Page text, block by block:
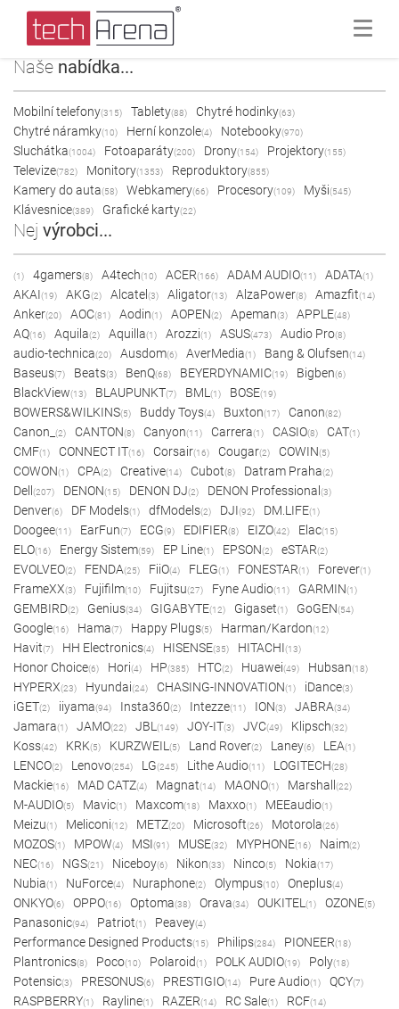
Naše nabídka...
Mobilní telefony(315) Tablety(88) Chytré hodinky(63)
Chytré náramky(10) Herní konzole(4) Notebooky(970)
Sluchátka(1004) Fotoaparáty(200) Drony(154) Projektory(155)
Televize(782) Monitory(1353) Reproduktory(855)
Kamery do auta(58) Webkamery(66) Procesory(109) Myši(545)
Klávesnice(389) Grafické karty(22)
Nej výrobci...
(1) 4gamers(8) A4tech(10) ACER(166) ADAM AUDIO(11) ADATA(1)
AKAI(19) AKG(2) Alcatel (3) Aligator(13) AlzaPower(8) Amazfit(14)
Anker(20) AOC(81) Aodin(1) AOPEN(2) Apeman(3) APPLE(48)
AQ(16) Aquila(2) Aquilla(1) Arozzi(1) ASUS(473) Audio Pro(8)
audio-technica(20) Ausdom(6) AverMedia(1) Bang & Olufsen(14)
Baseus(7) Beats(3) BenQ(68) BEYERDYNAMIC(19) Bigben(6)
BlackView(13) BLAUPUNKT(7) BML (1) BOSE(19)
BOWERS&WILKINS(5) Buddy Toys(4) Buxton(17) Canon(82)
Canon_ (2) CANTON(8) Canyon(11) Carrera(1) CASIO(8) CAT(1)
CMF(1) CONNECT IT(16) Corsair(16) Cougar(2) COWIN(5)
COWON(1) CPA(2) Creative(14) Cubot(8) Datram Praha(2)
Dell (207) DENON(15) DENON DJ(2) DENON Professional (3)
Denver(6) DF Models(1) dfModels(2) DJI(92) DM.LIFE(1)
Doogee(11) EarFun(7) ECG(9) EDIFIER(8) EIZO(42) Elac(15)
ELO(16) Energy Sistem(59) EP Line(1) EPSON(2) eSTAR(2)
EVOLVEO(2) FENDA(25) FiiO(4) FLEG(1) FONESTAR(1) Forever(1)
FrameXX(3) Fujifilm(10) Fujitsu(27) Fyne Audio(11) GARMIN(1)
GEMBIRD(2) Genius(34) GIGABYTE(12) Gigaset(1) GoGEN(54)
Google(16) Hama(7) Happy Plugs(5) Harman/Kardon(12)
Havit(7) HH Electronics(4) HISENSE(35) HITACHI(13)
Honor Choice(6) Hori(4) HP(385) HTC(2) Huawei(49) Hubsan(18)
HYPERX(23) Hyundai(24) CHASING-INNOVATION(1) iDance(3)
iGET(2) iiyama(94) Insta360(2) Intezze(11) ION(3) JABRA(34)
Jamara(1) JAMO(22) JBL (149) JOY-IT(3) JVC(49) Klipsch(32)
Koss(42) KRK(5) KURZWEIL (5) Land Rover(2) Laney(6) LEA(1)
LENCO(2) Lenovo(254) LG(245) Lithe Audio(11) LOGITECH(28)
Mackie(16) MAD CATZ(4) Magnat(14) MAONO(1) Marshall (22)
M-AUDIO(5) Mavic(1) Maxcom(18) Maxxo(1) MEEaudio(1)
Meizu(1) Meliconi(12) METZ(20) Microsoft(26) Motorola(26)
MOZOS(1) MPOW(4) MSI(91) MUSE(32) MYPHONE(16) Naim(2)
NEC(16) NGS(21) Niceboy(6) Nikon(33) Ninco(5) Nokia(17)
Nubia(1) NuForce(4) Nuraphone(2) Olympus(10) Oneplus(4)
ONKYO(6) OPPO(16) Optoma(38) Orava(34) OUKITEL (1) OZONE(5)
Panasonic(94) Patriot(1) Peavey(4)
Performance Designed Products(15) Philips(284) PIONEER(18)
Plantronics(8) Poco(10) Polaroid(1) POLK AUDIO(19) Poly(18)
Potensic(3) PRESONUS(6) PRESTIGIO(14) Pure Audio(1) QCY(7)
RASPBERRY(1) Rayline(1) RAZER(14) RC Sale(1) RCF(14)